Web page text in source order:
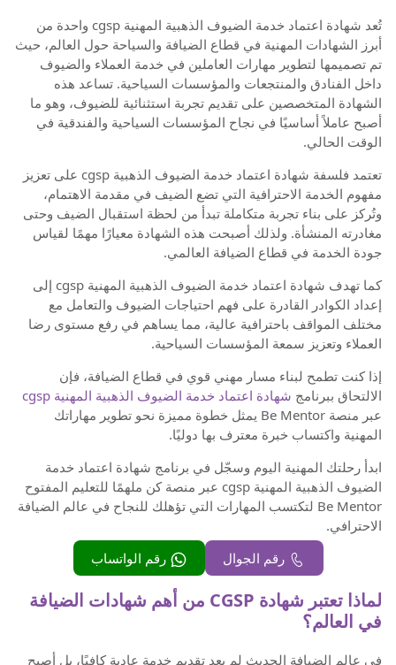
تُعد شهادة اعتماد خدمة الضيوف الذهبية المهنية cgsp واحدة من
أبرز الشهادات المهنية في قطاع الضيافة والسياحة حول العالم، حيث
تم تصميمها لتطوير مهارات العاملين في خدمة العملاء والضيوف
داخل الفنادق والمنتجعات والمؤسسات السياحية. تساعد هذه
الشهادة المتخصصين على تقديم تجربة استثنائية للضيوف، وهو ما
أصبح عاملاً أساسيًا في نجاح المؤسسات السياحية والفندقية في
الوقت الحالي.
تعتمد فلسفة شهادة اعتماد خدمة الضيوف الذهبية cgsp على تعزيز
مفهوم الخدمة الاحترافية التي تضع الضيف في مقدمة الاهتمام،
وتُركز على بناء تجربة متكاملة تبدأ من لحظة استقبال الضيف وحتى
مغادرته المنشأة. ولذلك أصبحت هذه الشهادة معيارًا مهمًا لقياس
جودة الخدمة في قطاع الضيافة العالمي.
كما تهدف شهادة اعتماد خدمة الضيوف الذهبية المهنية cgsp إلى
إعداد الكوادر القادرة على فهم احتياجات الضيوف والتعامل مع
مختلف المواقف باحترافية عالية، مما يساهم في رفع مستوى رضا
العملاء وتعزيز سمعة المؤسسات السياحية.
إذا كنت تطمح لبناء مسار مهني قوي في قطاع الضيافة، فإن
الالتحاق ببرنامج شهادة اعتماد خدمة الضيوف الذهبية المهنية cgsp
عبر منصة Be Mentor يمثل خطوة مميزة نحو تطوير مهاراتك
المهنية واكتساب خبرة معترف بها دوليًا.
ابدأ رحلتك المهنية اليوم وسجّل في برنامج شهادة اعتماد خدمة
الضيوف الذهبية المهنية cgsp عبر منصة كن ملهمًا للتعليم المفتوح
Be Mentor لتكتسب المهارات التي تؤهلك للنجاح في عالم الضيافة
الاحترافي.
رقم الجوال
رقم الواتساب
لماذا تعتبر شهادة CGSP من أهم شهادات الضيافة
في العالم؟
في عالم الضيافة الحديث لم يعد تقديم خدمة عادية كافيًا، بل أصبح